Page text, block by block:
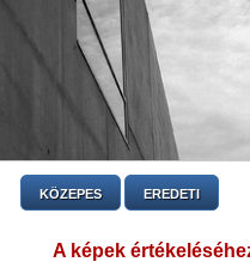
KÖZEPES EREDETI
A képek